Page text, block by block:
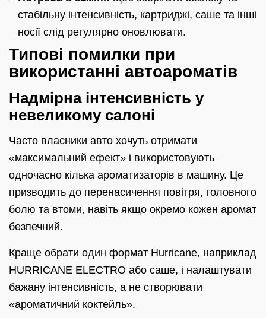
стабільну інтенсивність, картриджі, саше та інші
носії слід регулярно оновлювати.
Типові помилки при
використанні автoароматів
Надмірна інтенсивність у
невеликому салоні
Часто власники авто хочуть отримати
«максимальний ефект» і використовують
одночасно кілька ароматизаторів в машину. Це
призводить до перенасичення повітря, головного
болю та втоми, навіть якщо окремо кожен аромат
безпечний.
Краще обрати один формат Hurricane, наприклад
HURRICANE ELECTRO або саше, і налаштувати
бажану інтенсивність, а не створювати
«ароматичний коктейль».